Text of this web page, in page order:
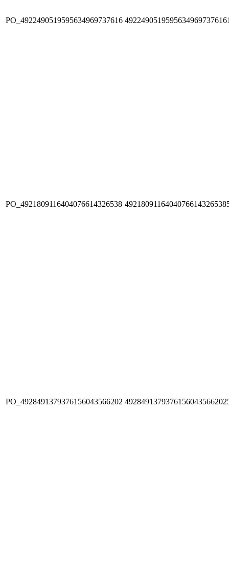
PO_4922490519595634969737616
PO_4921809116404076614326538
PO_4928491379376156043566202